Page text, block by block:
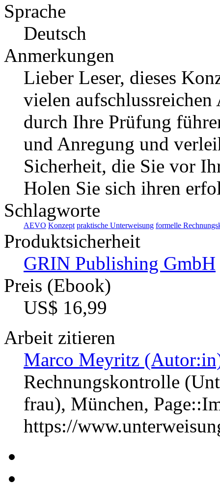
Sprache
Deutsch
Anmerkungen
Lieber Leser, dieses
vielen
durch Ihre Prüfung
und Anregung und
Sicherheit, die Sie vor
Holen Sie sich ihren
Schlagworte
AEVO Konzept praktische Unterweisung formelle
Produktsicherheit
GRIN Publishing GmbH
Preis (Ebook)
US$ 16,99
Arbeit zitieren
Marco Meyritz
Rechnungskontrolle
frau), München,
https://